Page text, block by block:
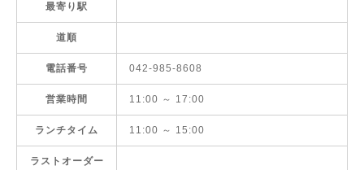
最寄り駅
道順
電話番号 042-985-8608
営業時間 11:00 ～ 17:00
ランチタイム 11:00 ～ 15:00
ラストオーダー